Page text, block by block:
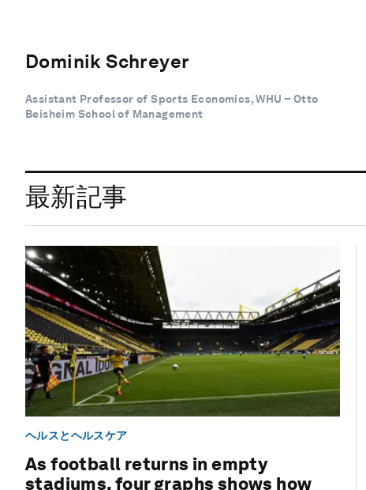
Dominik Schreyer
Assistant Professor of Sports Economics, WHU – Otto
Beisheim School of Management
最新記事
ヘルスとヘルスケア
As football returns in empty
stadiums, four graphs shows how